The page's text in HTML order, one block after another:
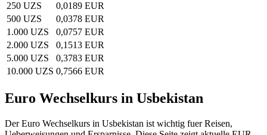
250 UZS
0,0189 EUR
500 UZS
0,0378 EUR
1.000 UZS
0,0757 EUR
2.000 UZS
0,1513 EUR
5.000 UZS
0,3783 EUR
10.000 UZS 0,7566 EUR
Euro Wechselkurs in Usbekistan
Der Euro Wechselkurs in Usbekistan ist wichtig fuer Reisen,